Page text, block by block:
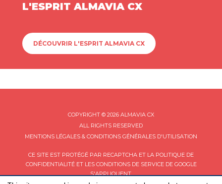
L'ESPRIT ALMAVIA CX
DÉCOUVRIR L'ESPRIT ALMAVIA CX
COPYRIGHT © 2026 ALMAVIA CX
ALL RIGHTS RESERVED
MENTIONS LÉGALES & CONDITIONS GÉNÉRALES D'UTILISATION
CE SITE EST PROTÉGÉ PAR RECAPTCHA ET LA POLITIQUE DE
CONFIDENTIALITÉET LES CONDITIONS DE SERVICEDE GOOGLE
S'APPLIQUENT.